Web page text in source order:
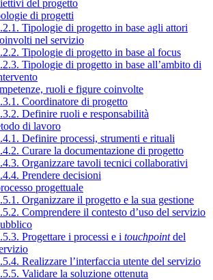
del progetto
di progetti
Tipologie di progetto in base agli attori
nel servizio
Tipologie di progetto in base al focus
Tipologie di progetto in base all’ambito di
ruoli e figure coinvolte
Coordinatore di progetto
Definire ruoli e responsabilità
di lavoro
Definire processi, strumenti e rituali
Curare la documentazione di progetto
Organizzare tavoli tecnici collaborativi
Prendere decisioni
progettuale
Organizzare il progetto e la sua gestione
Comprendere il contesto d’uso del servizio
Progettare i processi e i touchpointdel
Realizzare l’interfaccia utente del servizio
Validare la soluzione ottenuta